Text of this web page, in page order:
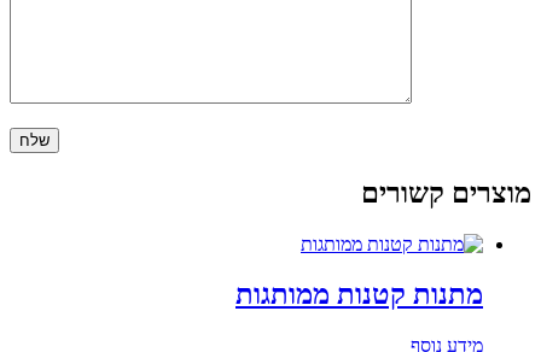
מוצרים קשורים
מתנות קטנות ממותגות
מידע נוסף